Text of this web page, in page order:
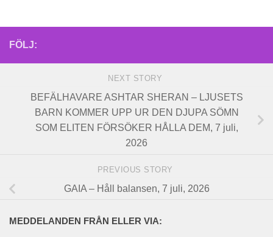
FÖLJ:
NEXT STORY
BEFÄLHAVARE ASHTAR SHERAN – LJUSETS
BARN KOMMER UPP UR DEN DJUPA SÖMN
SOM ELITEN FÖRSÖKER HÅLLA DEM, 7 juli,
2026
PREVIOUS STORY
GAIA – Håll balansen, 7 juli, 2026
MEDDELANDEN FRÅN ELLER VIA: